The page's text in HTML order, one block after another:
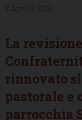
La
rinnovato
pastorale e
parrocchia